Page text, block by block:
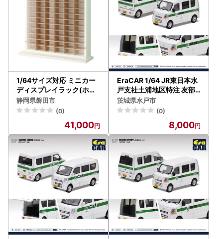
1/64サイズ対応 ミニカー
ディスプレイラック(ホワ
イト) MCD-78W_ディス
プレイ ラック ミニカー 専
用 趣味 人気 おすすめ 送料
無料 贈答 ギフト プレゼン
ト 収納 家具 鑑賞 コレクタ
静岡県磐田市
(0)
41,000
EraCAR 1/64 JR東日本水
戸支社土浦地区特注 友部
駅 業務用自動車 スズキエ
ブリイ（旧型）（LM-8）
茨城県水戸市
(0)
8,000